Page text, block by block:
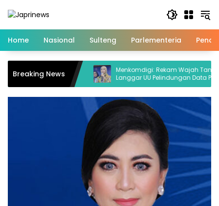
Home
Nasional Sulteng Parlementeria
Breaking News
Strategi
Penguatan
SDA
Menkomdigi: Rekam Wajah Tanpa Izin
Langgar UU Pelindungan Data Pribadi